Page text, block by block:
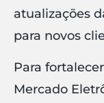
atualizações
para novos
Para
Mercado